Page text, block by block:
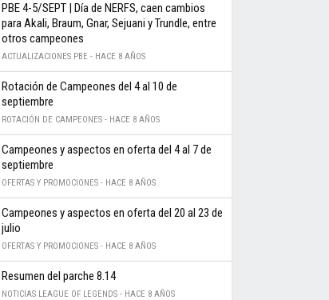
PBE 4-5/SEPT | Día de NERFS, caen cambios
para Akali, Braum, Gnar, Sejuani y Trundle, entre
otros campeones
ACTUALIZACIONES PBE - HACE 8 AÑOS
Rotación de Campeones del 4 al 10 de
septiembre
ROTACIÓN DE CAMPEONES - HACE 8 AÑOS
Campeones y aspectos en oferta del 4 al 7 de
septiembre
OFERTAS Y PROMOCIONES - HACE 8 AÑOS
Campeones y aspectos en oferta del 20 al 23 de
julio
OFERTAS Y PROMOCIONES - HACE 8 AÑOS
Resumen del parche 8.14
NOTICIAS LEAGUE OF LEGENDS - HACE 8 AÑOS